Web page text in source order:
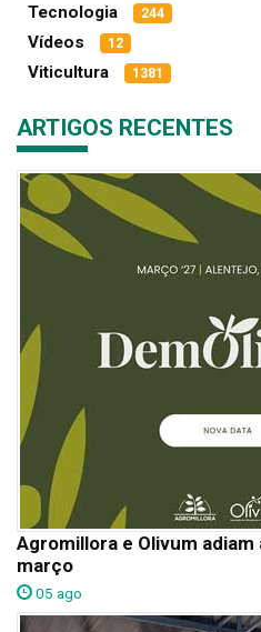
Tecnologia 244
Vídeos 12
Viticultura 1381
ARTIGOS RECENTES
Agromillora e Olivum adiam
março
05 ago